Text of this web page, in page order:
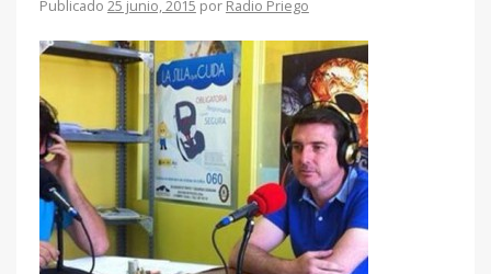
Publicado 25 junio, 2015 por Radio Priego